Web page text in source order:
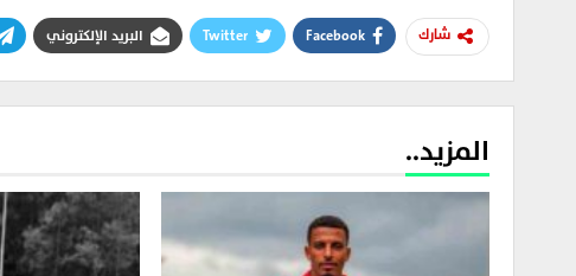
شارك Facebook
Twitter البريد الإلكتروني
المزيد..